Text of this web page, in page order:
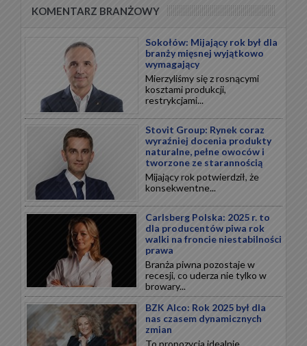
KOMENTARZ BRANŻOWY
Sokołów: Mijający rok był dla
branży mięsnej wyjątkowo
wymagający
Mierzyliśmy się z rosnącymi
kosztami produkcji,
restrykcjami...
Stovit Group: Rynek coraz
wyraźniej docenia produkty
naturalne, pełne owoców i
tworzone ze starannością
Mijający rok potwierdził, że
konsekwentne...
Carlsberg Polska: 2025 r. to
dla producentów piwa rok
walki na froncie niestabilności
prawa
Branża piwna pozostaje w
recesji, co uderza nie tylko w
browary...
BZK Alco: Rok 2025 był dla
nas czasem dynamicznych
zmian
To propozycja idealnie